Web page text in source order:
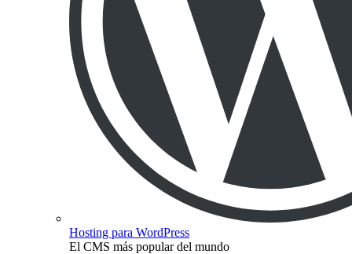
Hosting para WordPress
El CMS más popular del mundo